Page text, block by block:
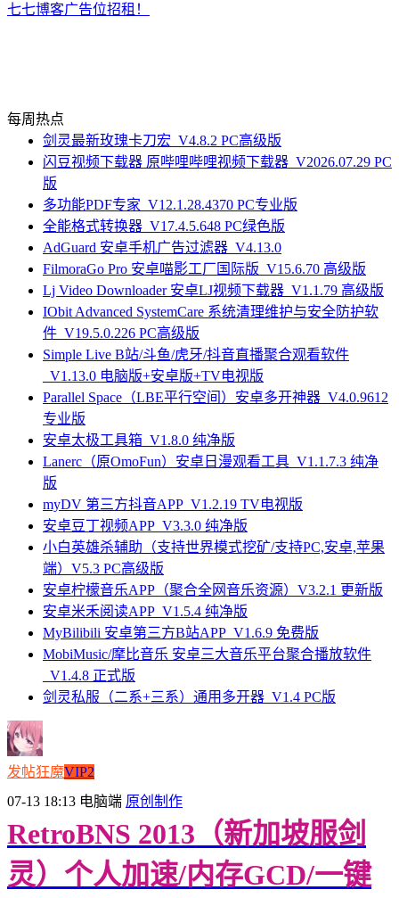
七七博客广告位招租！
每周热点
剑灵最新玫瑰卡刀宏_V4.8.2 PC高级版
闪豆视频下载器 原哔哩哔哩视频下载器_V2026.07.29 PC
版
多功能PDF专家_V12.1.28.4370 PC专业版
全能格式转换器_V17.4.5.648 PC绿色版
AdGuard 安卓手机广告过滤器_V4.13.0
FilmoraGo Pro 安卓喵影工厂国际版_V15.6.70 高级版
Lj Video Downloader 安卓LJ视频下载器_V1.1.79 高级版
IObit Advanced SystemCare 系统清理维护与安全防护软
件_V19.5.0.226 PC高级版
Simple Live B站/斗鱼/虎牙/抖音直播聚合观看软件
_V1.13.0 电脑版+安卓版+TV电视版
Parallel Space（LBE平行空间）安卓多开神器_V4.0.9612
专业版
安卓太极工具箱_V1.8.0 纯净版
Lanerc（原OmoFun）安卓日漫观看工具_V1.1.7.3 纯净
版
myDV 第三方抖音APP_V1.2.19 TV电视版
安卓豆丁视频APP_V3.3.0 纯净版
小白英雄杀辅助（支持世界模式挖矿/支持PC,安卓,苹果
端）V5.3 PC高级版
安卓柠檬音乐APP（聚合全网音乐资源）V3.2.1 更新版
安卓米禾阅读APP_V1.5.4 纯净版
MyBilibili 安卓第三方B站APP_V1.6.9 免费版
MobiMusic/摩比音乐 安卓三大音乐平台聚合播放软件
_V1.4.8 正式版
剑灵私服（二系+三系）通用多开器_V1.4 PC版
发帖狂魔VIP2
07-13 18:13 电脑端 原创制作
RetroBNS 2013（新加坡服剑
灵）个人加速/内存GCD/一键